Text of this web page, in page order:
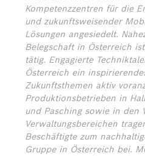
Kompetenzzentren für die
und zukunftsweisender
Lösungen angesiedelt.
Belegschaft in Österreich
tätig. Engagierte
Österreich ein
Zukunftsthemen aktiv
Produktionsbetrieben in
und Pasching sowie in den
Verwaltungsbereichen
Beschäftigte zum
Gruppe in Österreich bei.